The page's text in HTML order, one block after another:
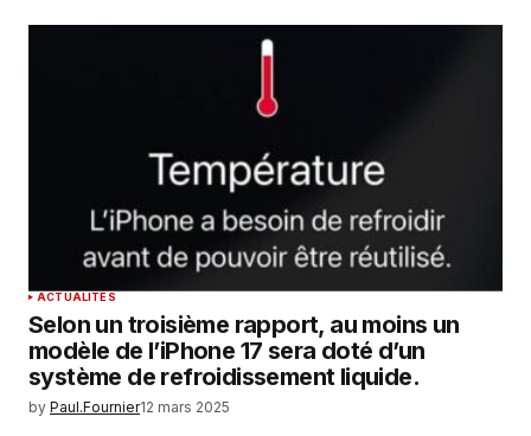
ACTUALITÉS
Selon un troisième rapport, au moins un
modèle de l’iPhone 17 sera doté d’un
système de refroidissement liquide.
by Paul.Fournier12 mars 2025